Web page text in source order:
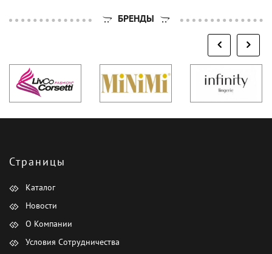
БРЕНДЫ
Страницы
Каталог
Новости
О Компании
Условия Сотрудничества